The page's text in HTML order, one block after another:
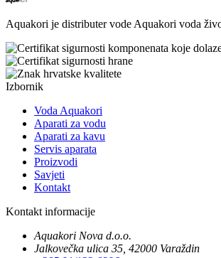
Aquakori je distributer vode Aquakori voda
Izbornik
Voda Aquakori
Aparati za vodu
Aparati za kavu
Servis aparata
Proizvodi
Savjeti
Kontakt
Kontakt informacije
Aquakori Nova d.o.o.
Jalkovečka ulica 35, 42000 Varaždin